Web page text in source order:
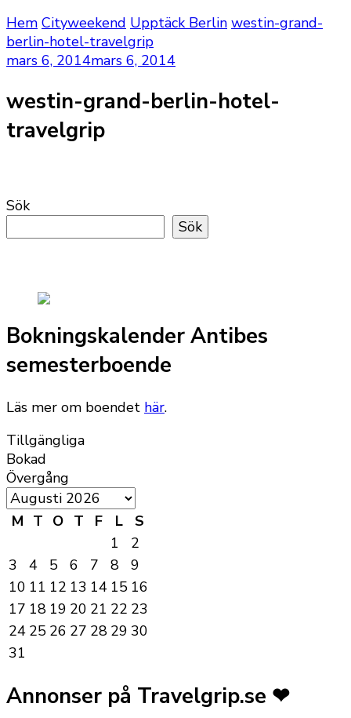
Hem Cityweekend Upptäck Berlin westin-grand-
berlin-hotel-travelgrip
mars 6, 2014mars 6, 2014
westin-grand-berlin-hotel-
travelgrip
Sök
Sök
Bokningskalender Antibes
semesterboende
Läs mer om boendet här.
Tillgängliga
Bokad
Övergång
M T O T F L
S
1
2
3
4 5 6 7 8
9
10 11 12 13 14 15 16
17 18 19 20 21 22 23
24 25 26 27 28 29 30
31
Annonser på Travelgrip.se ❤